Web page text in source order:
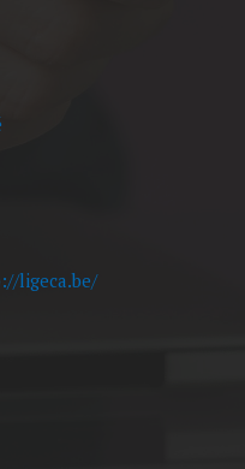
ligeca.be/